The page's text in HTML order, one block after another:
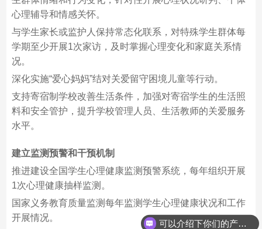
心理辅导和情感关怀。
与学生家长或监护人保持常态化联系，对特殊学生群体每
学期至少开展1次家访，及时掌握心理变化和家庭关系情
况。
深化实施“爱心妈妈”结对关爱留守困境儿童等行动。
支持寄宿制学校改善生活条件，加强对寄宿学生的生活照
料和安全管护，提升学校管理人员、生活教师的关爱服务
水平。
建立监测预警和干预机制
推进建设全国学生心理健康监测预警系统，每年组织开展
1次心理健康抽样监测。
国家义务教育质量监测每年监测学生心理健康状况和工作
开展情况。
可以介绍下你们的产品么？